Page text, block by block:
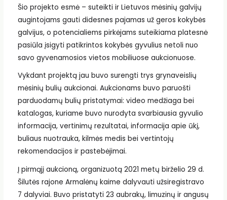
Šio projekto esmė – suteikti ir Lietuvos mėsinių galvijų
augintojams gauti didesnes pajamas už geros kokybės
galvijus, o potencialiems pirkėjams suteikiama platesnė
pasiūla įsigyti patikrintos kokybės gyvulius netoli nuo
savo gyvenamosios vietos mobiliuose aukcionuose.
Vykdant projektą jau buvo surengti trys grynaveislių
mėsinių bulių aukcionai. Aukcionams buvo paruošti
parduodamų bulių pristatymai: video medžiaga bei
katalogas, kuriame buvo nurodyta svarbiausia gyvulio
informacija, vertinimų rezultatai, informacija apie ūkį,
buliaus nuotrauka, kilmės medis bei vertintojų
rekomendacijos ir pastebėjimai.
Į pirmąjį aukcioną, organizuotą 2021 metų birželio 29 d.
Šilutės rajone Armalėnų kaime dalyvauti užsiregistravo
7 dalyviai. Buvo pristatyti 23 aubrakų, limuzinų ir angusų